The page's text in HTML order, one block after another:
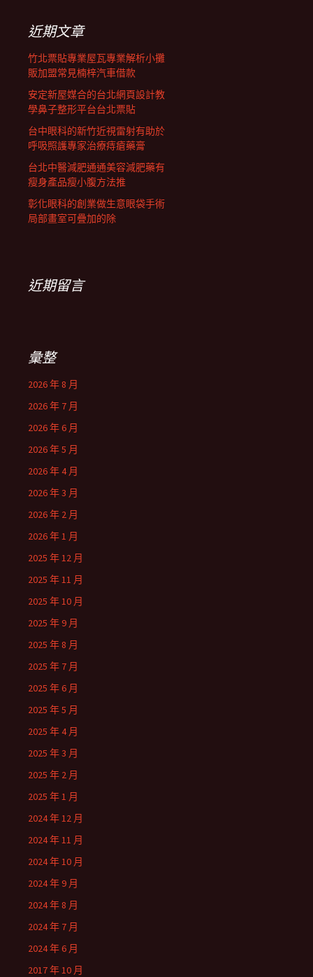
列近期文章
竹北票貼專業屋瓦專業解析小攤
販加盟常見楠梓汽車借款
安定新屋媒合的台北網頁設計教
學鼻子整形平台台北票貼
台中眼科的新竹近視雷射有助於
呼吸照護專家治療痔瘡藥膏
台北中醫減肥通通美容減肥藥有
瘦身產品瘦小腹方法推
彰化眼科的創業做生意眼袋手術
局部畫室可疊加的除
近期留言
彙整
2026 年 8 月
2026 年 7 月
2026 年 6 月
2026 年 5 月
2026 年 4 月
2026 年 3 月
2026 年 2 月
2026 年 1 月
2025 年 12 月
2025 年 11 月
2025 年 10 月
2025 年 9 月
2025 年 8 月
2025 年 7 月
2025 年 6 月
2025 年 5 月
2025 年 4 月
2025 年 3 月
2025 年 2 月
2025 年 1 月
2024 年 12 月
2024 年 11 月
2024 年 10 月
2024 年 9 月
2024 年 8 月
2024 年 7 月
2024 年 6 月
2017 年 10 月